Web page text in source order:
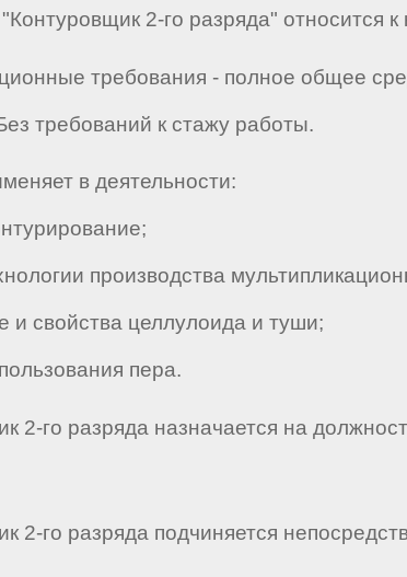
2-го разряда" относится к
требования - полное общее
требований к стажу работы.
в деятельности:
производства
свойства целлулоида и туши;
пера.
2-го разряда назначается на
2-го разряда подчиняется